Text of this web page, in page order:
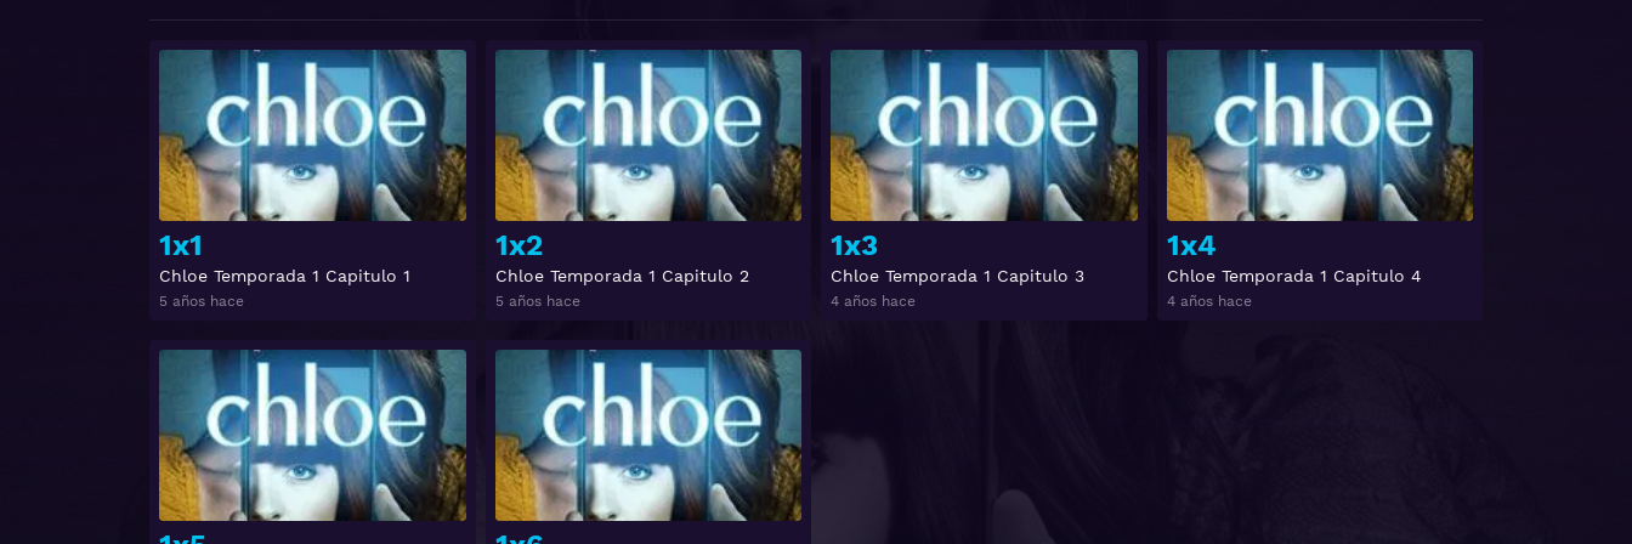
1x1
Chloe Temporada 1 Capitulo 1
5 años hace
1x2
Chloe Temporada 1 Capitulo 2
5 años hace
1x3
Chloe Temporada 1 Capitulo 3
4 años hace
1x4
Chloe Temporada 1 Capitulo 4
4 años hace